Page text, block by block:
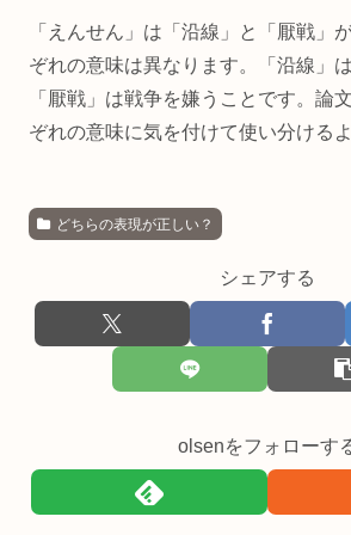
「えんせん」は「沿線」と「厭戦」
ぞれの意味は異なります。「沿線」
「厭戦」は戦争を嫌うことです。論
ぞれの意味に気を付けて使い分ける
どちらの表現が正しい？
シェアする
olsenをフォローす